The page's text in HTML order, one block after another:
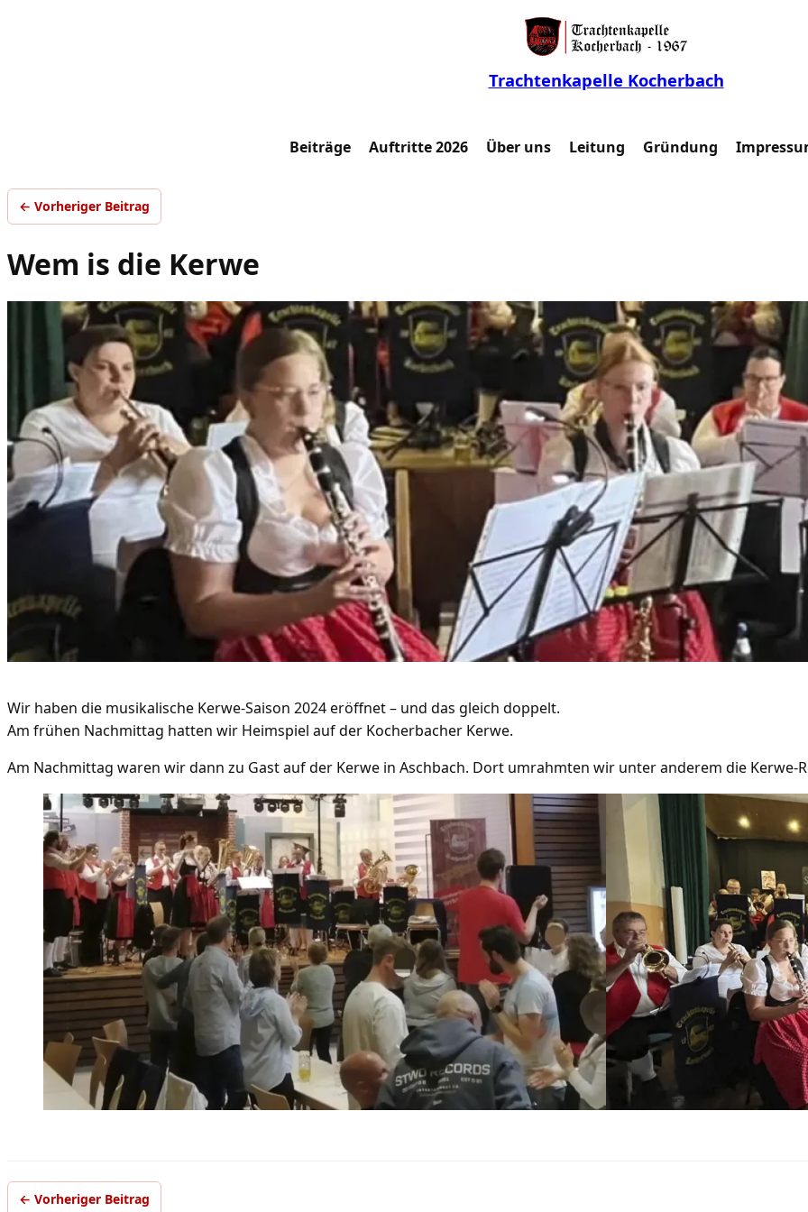
Trachtenkapelle Kocherbach
Beiträge Auftritte 2026 Über uns Leitung Gründung
← Vorheriger Beitrag
Wem is die Kerwe
Wir haben die musikalische Kerwe-Saison 2024 eröffnet – und das gleich doppelt.
Am frühen Nachmittag hatten wir Heimspiel auf der Kocherbacher Kerwe.
Am Nachmittag waren wir dann zu Gast auf der Kerwe in Aschbach. Dort umrahmten wir unter anderem die Kerwe-
← Vorheriger Beitrag